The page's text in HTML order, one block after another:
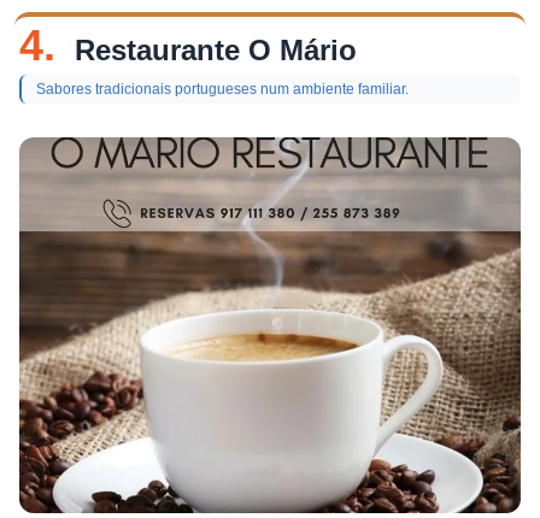
4. Restaurante O Mário
Sabores tradicionais portugueses num ambiente familiar.